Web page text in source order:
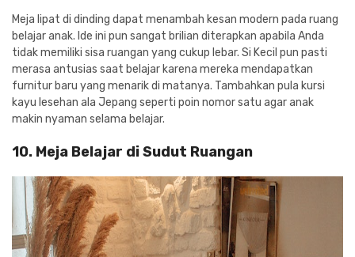
Meja lipat di dinding dapat menambah kesan modern pada ruang
belajar anak. Ide ini pun sangat brilian diterapkan apabila Anda
tidak memiliki sisa ruangan yang cukup lebar. Si Kecil pun pasti
merasa antusias saat belajar karena mereka mendapatkan
furnitur baru yang menarik di matanya. Tambahkan pula kursi
kayu lesehan ala Jepang seperti poin nomor satu agar anak
makin nyaman selama belajar.
10. Meja Belajar di Sudut Ruangan